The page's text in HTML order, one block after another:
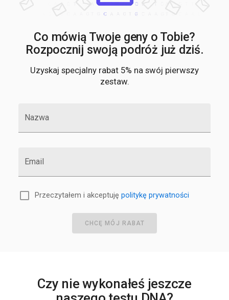
Co mówią Twoje geny o Tobie?
Rozpocznij swoją podróż już dziś.
Uzyskaj specjalny rabat 5% na swój pierwszy
zestaw.
Nazwa
Email
Przeczytałem i akceptuję politykę prywatności
CHCĘ MÓJ RABAT
Czy nie wykonałeś jeszcze